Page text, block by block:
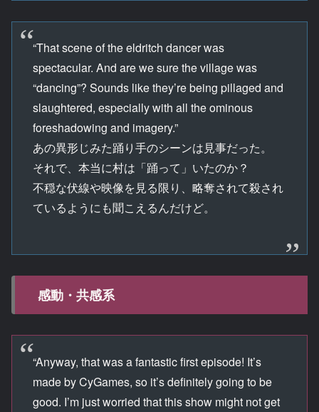
“That scene of the eldritch dancer was
spectacular. And are we sure the village was
“dancing”? Sounds like they’re being pillaged and
slaughtered, especially with all the ominous
foreshadowing and imagery.”
あの異形じみた踊り手のシーンは見事だった。
それで、本当に村は「踊って」いたのか？
不穏な伏線や映像を見る限り、略奪されて殺され
ているようにも聞こえるんだけど。
感動・共感系
“Anyway, that was a fantastic first episode! It’s
made by CyGames, so it’s definitely going to be
good. I’m just worried that this show might not get